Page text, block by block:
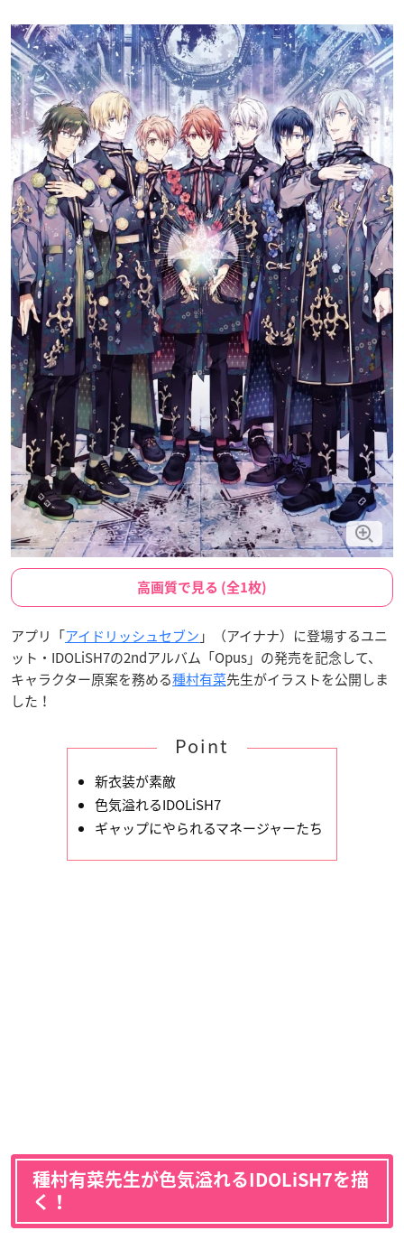
高画質で見る (全1枚)
アプリ「アイドリッシュセブン 」（アイナナ）に登場するユニ
ット・IDOLiSH7の2ndアルバム「Opus」の発売を記念して、
キャラクター原案を務める種村有菜先生がイラストを公開しま
した！
Point
新衣装が素敵
色気溢れるIDOLiSH7
ギャップにやられるマネージャーたち
種村有菜先生が色気溢れるIDOLiSH7を描
く！